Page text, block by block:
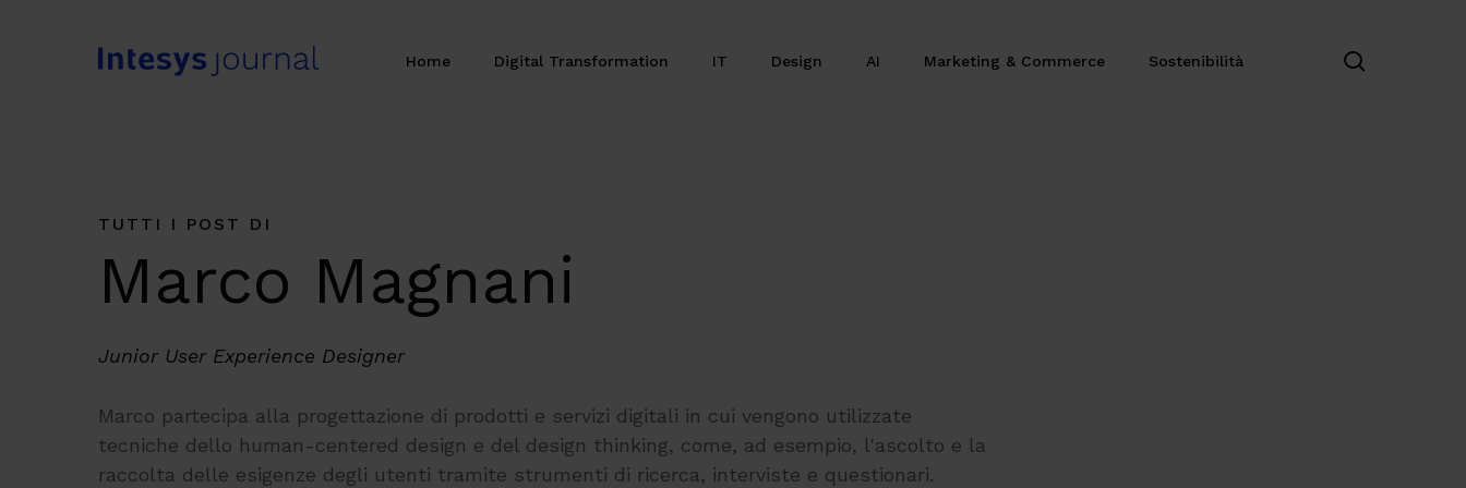
Home Digital Transformation IT Design AI Marketing & Commerce Sostenibilità
TUTTI I POST DI
Marco Magnani
Junior User Experience Designer
Marco partecipa alla progettazione di prodotti e servizi digitali in cui vengono utilizzate
tecniche dello human-centered design e del design thinking, come, ad esempio, l'ascolto e la
raccolta delle esigenze degli utenti tramite strumenti di ricerca, interviste e questionari.